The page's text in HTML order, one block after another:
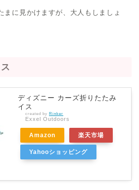
まに見かけますが、大人もしましょ
ディズニー カーズ折りたたみ
イス
created by Rinker
Exxel Outdoors
Amazon 楽天市場
Yahooショッピング